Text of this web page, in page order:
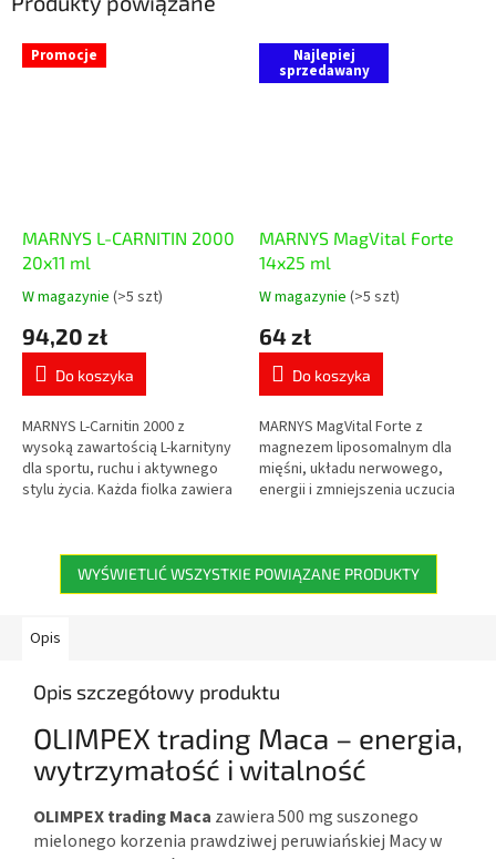
Promocje
MARNYS L-CARNITIN 2000
20x11 ml
Średnia
produktu
wynosi
5,0
5
gwiazdek.
W magazynie (>5 szt)
94,20 zł
Do koszyka
MARNYS L-Carnitin 2000 z
wysoką zawartością L-karnityny
dla sportu, ruchu i aktywnego
stylu życia. Każda fiolka zawiera
smaku...
Najlepiej
sprzedawany
MARNYS MagVital Forte
14x25 ml
Średnia
produktu
wynosi
5,0
5
gwiazdek.
W magazynie (>5 szt)
64 zł
Do koszyka
MARNYS MagVital Forte z
magnezem liposomalnym dla
mięśni, układu nerwowego,
energii i zmniejszenia uczucia
siarczan i...
WYŚWIETLIĆ WSZYSTKIE POWIĄZANE PRODUKTY
Opis
Opis szczegółowy produktu
OLIMPEX trading Maca – energia,
wytrzymałość i witalność
OLIMPEX trading Maca zawiera 500 mg suszonego
mielonego korzenia prawdziwej peruwiańskiej Macy w